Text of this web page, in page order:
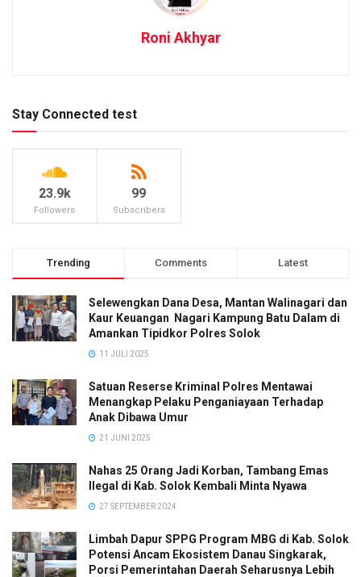
Roni Akhyar
Stay Connected test
23.9k
Followers
99
Subscribers
Trending Comments Latest
Selewengkan Dana Desa, Mantan Walinagari dan
Kaur Keuangan Nagari Kampung Batu Dalam di
Amankan Tipidkor Polres Solok
11 JULI 2025
Satuan Reserse Kriminal Polres Mentawai
Menangkap Pelaku Penganiayaan Terhadap
Anak Dibawa Umur
21 JUNI 2025
Nahas 25 Orang Jadi Korban, Tambang Emas
Ilegal di Kab. Solok Kembali Minta Nyawa
27 SEPTEMBER 2024
Limbah Dapur SPPG Program MBG di Kab. Solok
Potensi Ancam Ekosistem Danau Singkarak,
Porsi Pemerintahan Daerah Seharusnya Lebih